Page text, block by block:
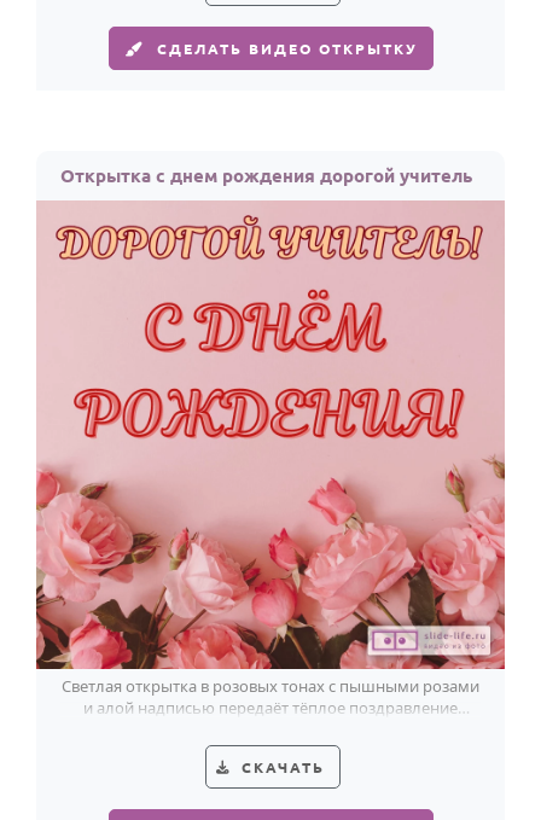
СДЕЛАТЬ ВИДЕО ОТКРЫТКУ
Открытка с днем рождения дорогой учитель
Светлая открытка в розовых тонах с пышными розами
и алой надписью передаёт тёплое поздравление
СКАЧАТЬ